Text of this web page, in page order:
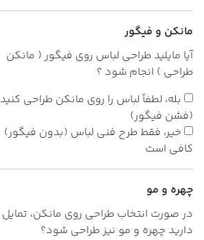
مانکن و فیگور
آیا مایلید طراحی لباس روی فیگور ( مانکن
طراحی ) انجام شود ؟
بله، لطفاً لباس را روی مانکن طراحی کنید
(فشن فیگور)
خیر، فقط طرح فنی لباس (بدون فیگور)
کافی است
چهره و مو
در صورت انتخاب طراحی روی مانکن، تمایل
دارید چهره و مو نیز طراحی شود؟